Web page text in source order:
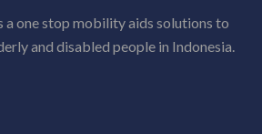
one stop mobility aids solutions to
and disabled people in Indonesia.